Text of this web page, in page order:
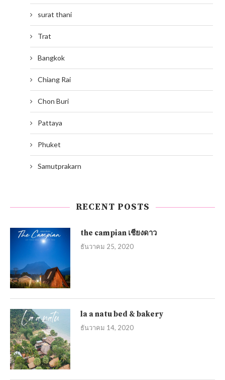
surat thani
Trat
Bangkok
Chiang Rai
Chon Buri
Pattaya
Phuket
Samutprakarn
RECENT POSTS
the campian เชียงดาว
ธันวาคม 25, 2020
la a natu bed & bakery
ธันวาคม 14, 2020